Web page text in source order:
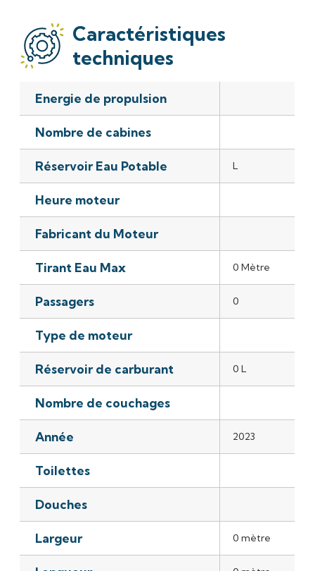
Caractéristiques
techniques
Valeur
Energie de propulsion
Nombre de cabines
Réservoir Eau Potable L
Heure moteur
Fabricant du Moteur
Tirant Eau Max 0 Mètre
Passagers 0
Type de moteur
Réservoir de carburant 0 L
Nombre de couchages
Année 2023
Toilettes
Douches
Largeur 0 mètre